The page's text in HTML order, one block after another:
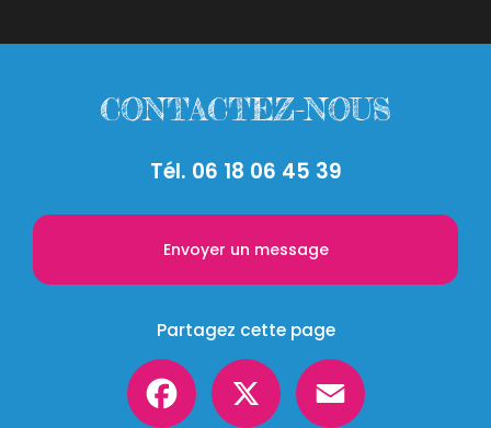
CONTACTEZ-NOUS
Tél. 06 18 06 45 39
Envoyer un message
Partagez cette page
Facebook